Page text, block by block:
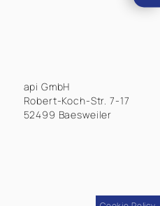
api GmbH
Robert-Koch-Str. 7-17
52499 Baesweiler